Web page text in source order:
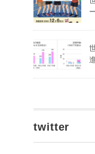
twitter